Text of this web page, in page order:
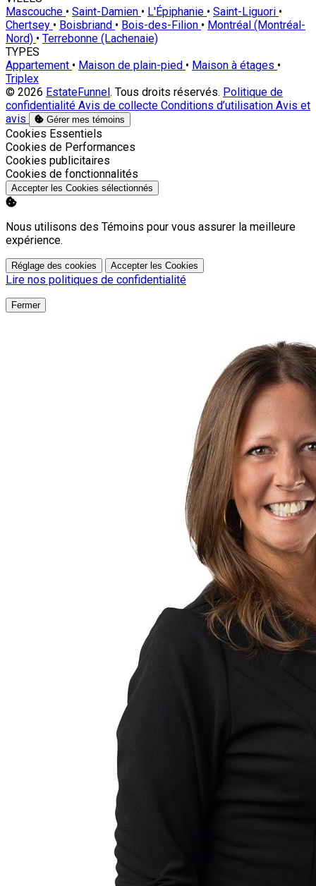
Mascouche • Saint-Damien • L'Épiphanie • Saint-Liguori •
Chertsey • Boisbriand • Bois-des-Filion • Montréal (Montréal-
Nord) • Terrebonne (Lachenaie)
TYPES
Appartement • Maison de plain-pied • Maison à étages •
Triplex
© 2026 EstateFunnel. Tous droits réservés. Politique de
confidentialité Avis de collecte Conditions d’utilisation Avis et
avis
Gérer mes témoins
Activer
Cookies Essentiels
Activer
Cookies de Performances
Activer
Cookies publicitaires
Activer
Cookies de fonctionnalités
Accepter les Cookies sélectionnés
Nous utilisons des Témoins pour vous assurer la meilleure
expérience.
Réglage des cookies Accepter les Cookies
Lire nos politiques de confidentialité
Fermer